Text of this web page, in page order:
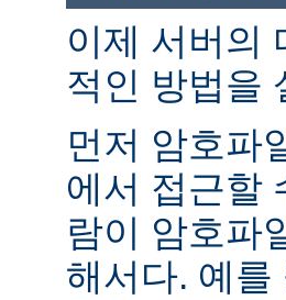
이제 서버의
적인 방법을
먼저 암호파
에서 접근할
람이 암호파
해서다. 예를